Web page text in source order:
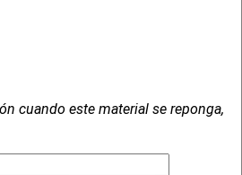
cuando este material se reponga,